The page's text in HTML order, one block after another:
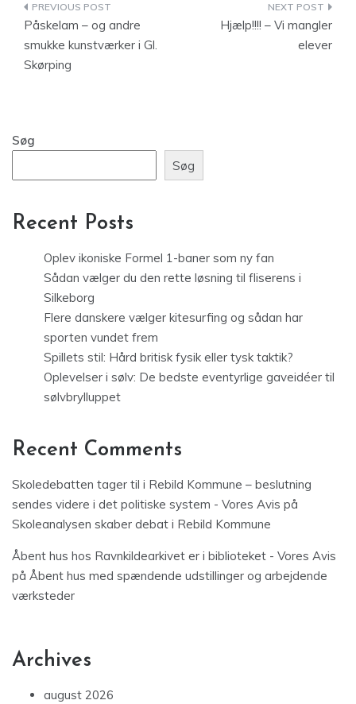
Indlægsnavigation
Påskelam – og andre
smukke kunstværker i Gl.
Skørping
Hjælp!!!! – Vi mangler
elever
Søg
Søg
Recent Posts
Oplev ikoniske Formel 1-baner som ny fan
Sådan vælger du den rette løsning til fliserens i
Silkeborg
Flere danskere vælger kitesurfing og sådan har
sporten vundet frem
Spillets stil: Hård britisk fysik eller tysk taktik?
Oplevelser i sølv: De bedste eventyrlige gaveidéer til
sølvbrylluppet
Recent Comments
Skoledebatten tager til i Rebild Kommune – beslutning
sendes videre i det politiske system - Vores Avis på
Skoleanalysen skaber debat i Rebild Kommune
Åbent hus hos Ravnkildearkivet er i biblioteket - Vores Avis
på Åbent hus med spændende udstillinger og arbejdende
værksteder
Archives
august 2026